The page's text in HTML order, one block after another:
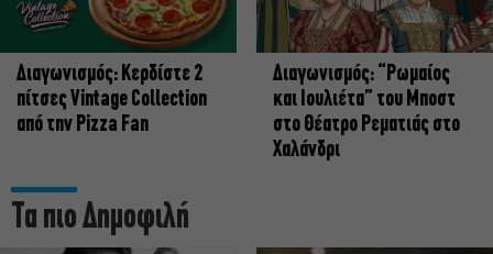
Διαγωνισμός: Κερδίστε 2
πίτσες Vintage Collection
από την Pizza Fan
Διαγωνισμός: “Ρωμαίος
και Ιουλιέτα” του Μποστ
στο Θέατρο Ρεματιάς στο
Χαλάνδρι
Τα πιο Δημοφιλή